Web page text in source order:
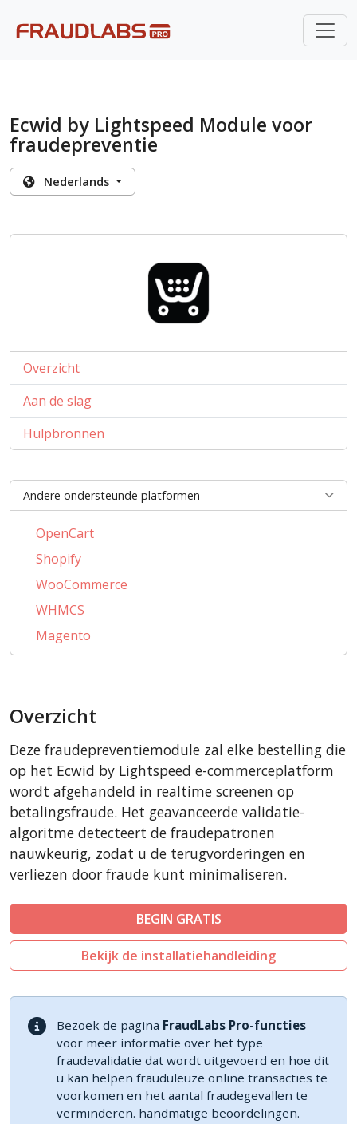
Ecwid by Lightspeed Module voor
fraudepreventie
Nederlands
Overzicht
Aan de slag
Hulpbronnen
Andere ondersteunde platformen
OpenCart
Shopify
WooCommerce
WHMCS
Magento
PrestaShop
AbanteCart
LiteCart
ZenCart
PinnacleCart
FoxyCart
Easy Digital Downloads
ThirtyBees
Shopware
Sylius
Overzicht
Deze fraudepreventiemodule zal elke bestelling die
op het Ecwid by Lightspeed e-commerceplatform
wordt afgehandeld in realtime screenen op
betalingsfraude. Het geavanceerde validatie-
algoritme detecteert de fraudepatronen
nauwkeurig, zodat u de terugvorderingen en
verliezen door fraude kunt minimaliseren.
BEGIN GRATIS
Bekijk de installatiehandleiding
Bezoek de pagina FraudLabs Pro-functies
voor meer informatie over het type
fraudevalidatie dat wordt uitgevoerd en hoe dit
u kan helpen frauduleuze online transacties te
voorkomen en het aantal fraudegevallen te
verminderen. handmatige beoordelingen.